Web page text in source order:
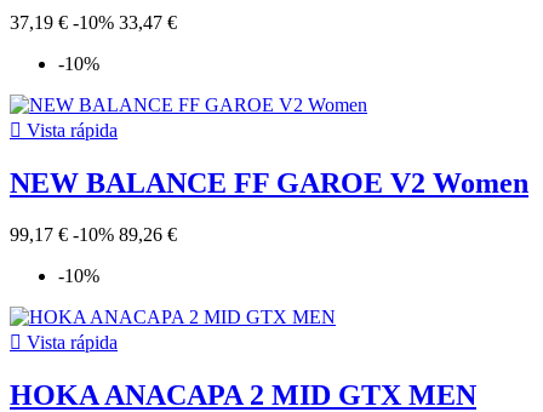
37,19 € -10% 33,47 €
-10%
 Vista rápida
NEW BALANCE FF GAROE V2 Women
99,17 € -10% 89,26 €
-10%
 Vista rápida
HOKA ANACAPA 2 MID GTX MEN